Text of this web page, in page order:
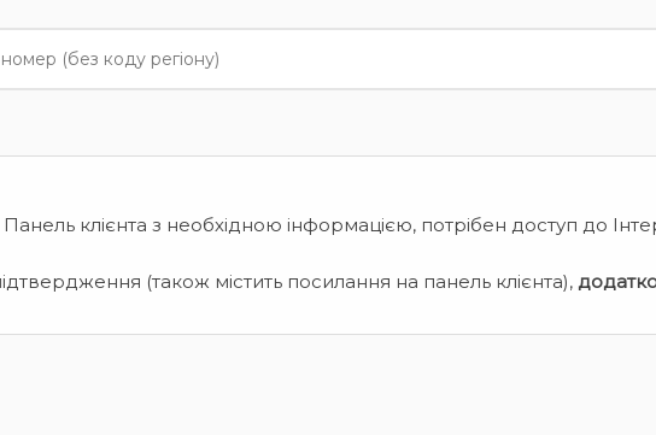
клієнта з необхідною інформацією, потрібен доступ до
(також містить посилання на панель клієнта),